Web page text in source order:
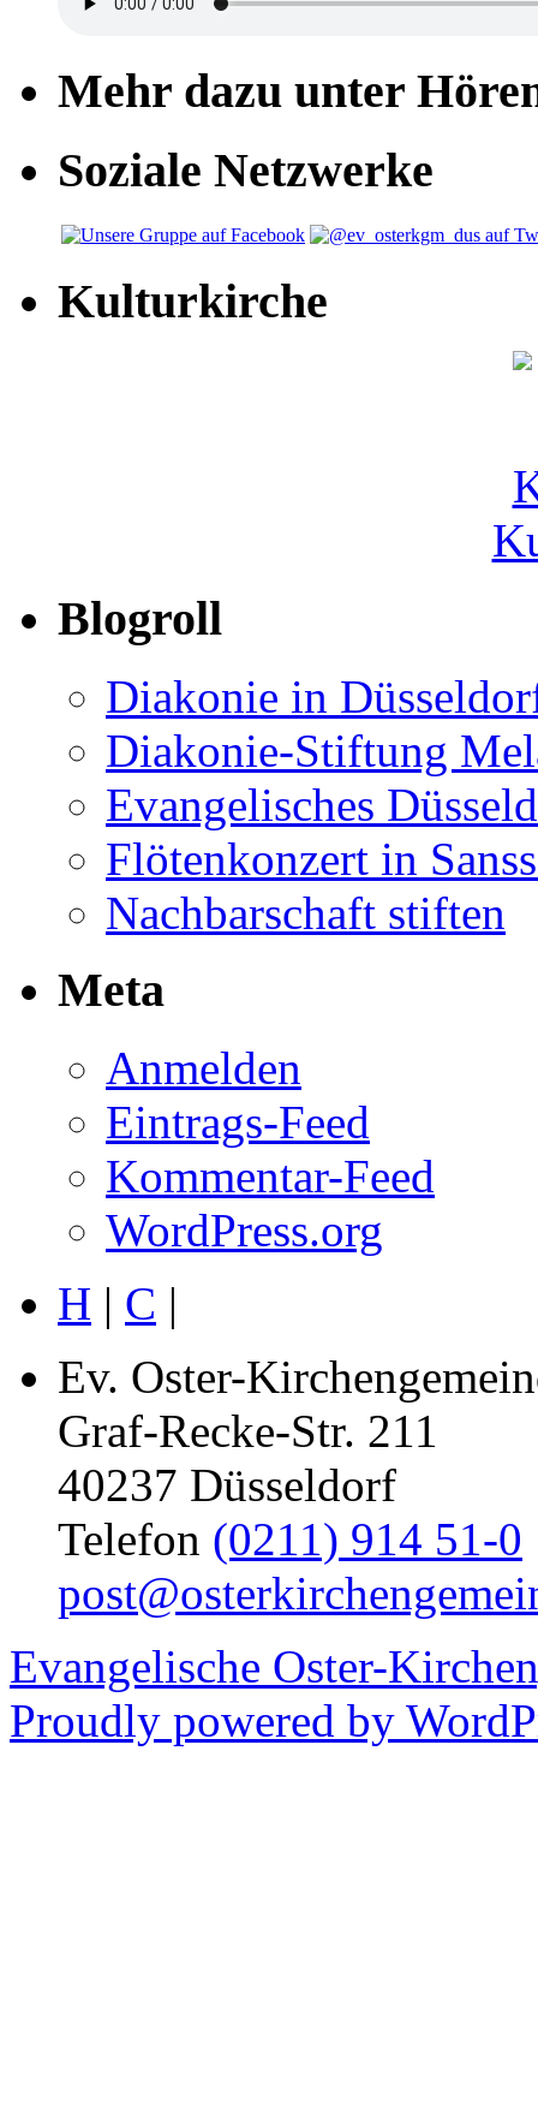
Mehr dazu unter
Soziale Netzwerke
Kulturkirche
Blogroll
Diakonie in
Diakonie-Stiftung
Evangelisches
Flötenkonzert in
Nachbarschaft stiften
Meta
Anmelden
Eintrags-Feed
Kommentar-Feed
WordPress.org
H | C |
Ev. Oster-
Graf-Recke-Str. 211
40237 Düsseldorf
Telefon (0211) 914 51-0
Evangelische Oster-
Proudly powered by